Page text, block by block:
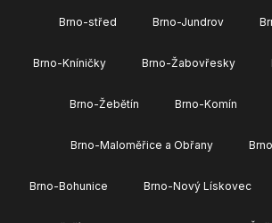
Brno-střed Brno-Jundrov
Brno-Kníničky Brno-Žabovřesky
Brno-Žebětín Brno-Komín
Brno-Maloměřice a Obřany
Brno-Bohunice Brno-Nový Lískovec